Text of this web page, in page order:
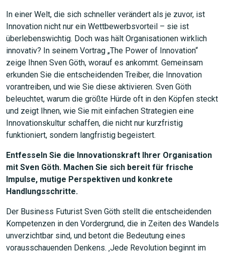
In einer Welt, die sich schneller verändert als je zuvor, ist
Innovation nicht nur ein Wettbewerbsvorteil – sie ist
überlebenswichtig. Doch was hält Organisationen wirklich
innovativ? In seinem Vortrag „The Power of Innovation“
zeige Ihnen Sven Göth, worauf es ankommt. Gemeinsam
erkunden Sie die entscheidenden Treiber, die Innovation
vorantreiben, und wie Sie diese aktivieren. Sven Göth
beleuchtet, warum die größte Hürde oft in den Köpfen steckt
und zeigt Ihnen, wie Sie mit einfachen Strategien eine
Innovationskultur schaffen, die nicht nur kurzfristig
funktioniert, sondern langfristig begeistert.
Entfesseln Sie die Innovationskraft Ihrer Organisation
mit Sven Göth. Machen Sie sich bereit für frische
Impulse, mutige Perspektiven und konkrete
Handlungsschritte.
Der Business Futurist Sven Göth stellt die entscheidenden
Kompetenzen in den Vordergrund, die in Zeiten des Wandels
unverzichtbar sind, und betont die Bedeutung eines
vorausschauenden Denkens. ‚Jede Revolution beginnt im